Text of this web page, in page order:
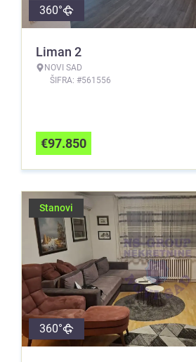
360°
Liman 2
NOVI SAD
ŠIFRA: #561556
€97.850
Stanovi
360°